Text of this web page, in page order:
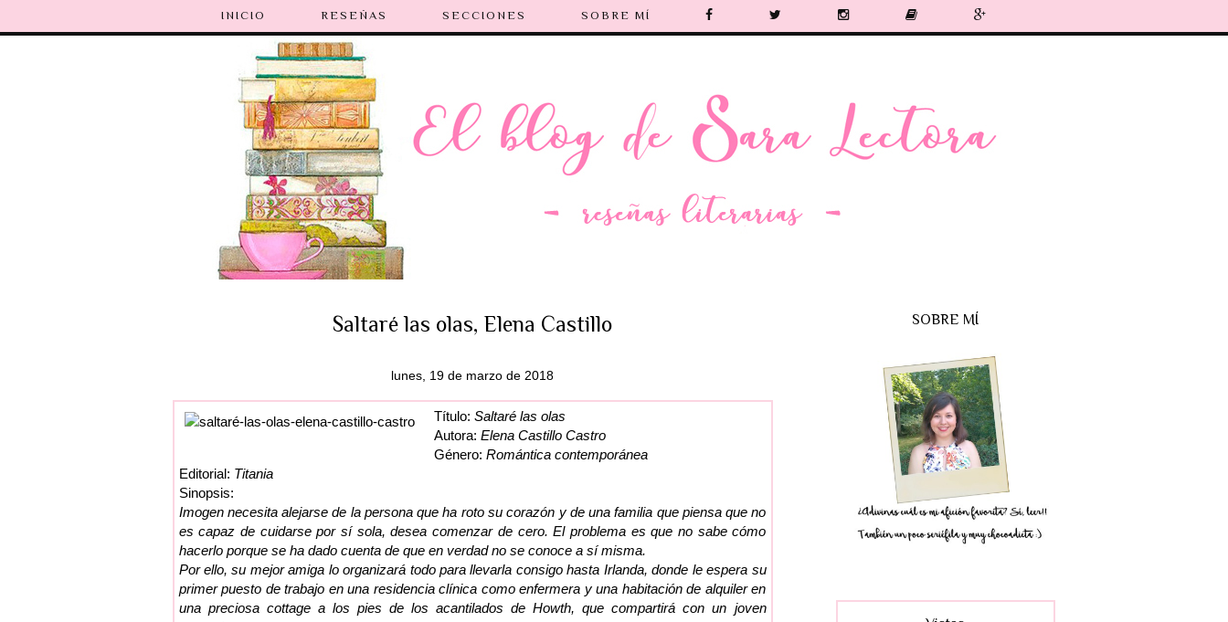
INICIO RESEÑAS SECCIONES SOBRE MÍ
Saltaré las olas, Elena Castillo
lunes, 19 de marzo de 2018
Título: Saltaré las olas
Autora: Elena Castillo Castro
Género: Romántica contemporánea
Editorial: Titania
Sinopsis:
Imogen necesita alejarse de la persona que ha roto su corazón y de una familia que piensa que no
es capaz de cuidarse por sí sola, desea comenzar de cero. El problema es que no sabe cómo
hacerlo porque se ha dado cuenta de que en verdad no se conoce a sí misma.
Por ello, su mejor amiga lo organizará todo para llevarla consigo hasta Irlanda, donde le espera su
primer puesto de trabajo en una residencia clínica como enfermera y una habitación de alquiler en
una preciosa cottage a los pies de los acantilados de Howth, que compartirá con un joven
SOBRE MÍ